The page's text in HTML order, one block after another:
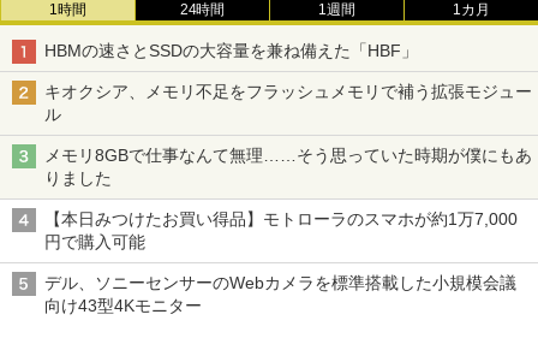
1時間 24時間 1週間 1カ月
HBMの速さとSSDの大容量を兼ね備えた「HBF」
キオクシア、メモリ不足をフラッシュメモリで補う拡張モジュー
ル
メモリ8GBで仕事なんて無理……そう思っていた時期が僕にもあ
りました
【本日みつけたお買い得品】モトローラのスマホが約1万7,000
円で購入可能
デル、ソニーセンサーのWebカメラを標準搭載した小規模会議
向け43型4Kモニター